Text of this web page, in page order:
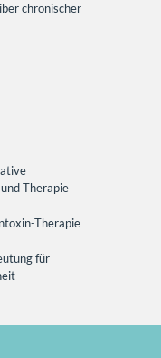
chronischer
Therapie
Therapie
für